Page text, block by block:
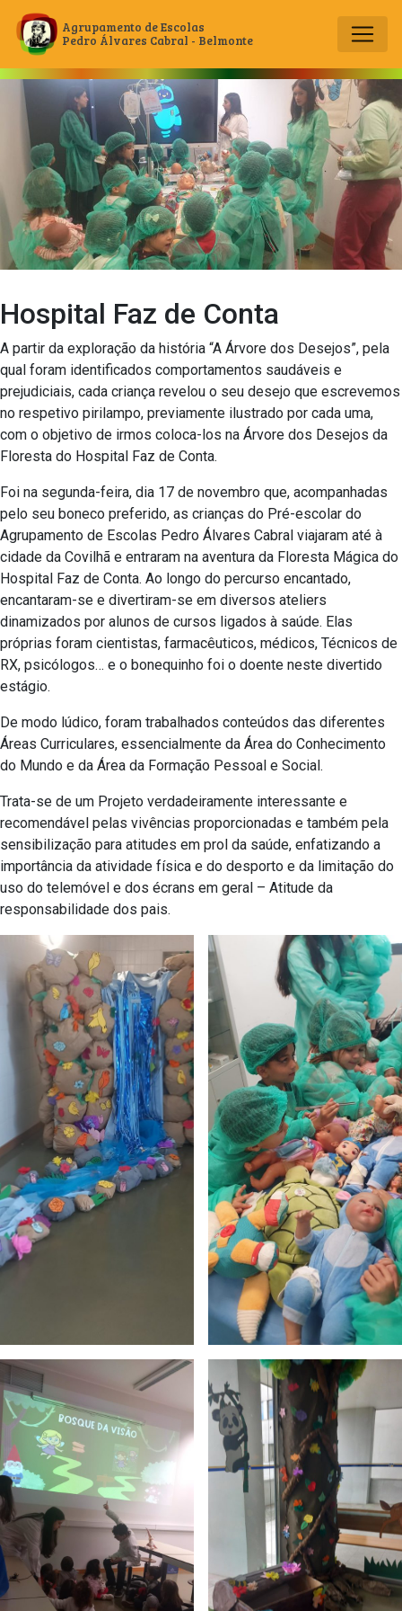
Main Navigation
Agrupamento de Escolas
Pedro Álvares Cabral - Belmonte
Hospital Faz de Conta
A partir da exploração da história “A Árvore dos Desejos”, pela
qual foram identificados comportamentos saudáveis e
prejudiciais, cada criança revelou o seu desejo que escrevemos
no respetivo pirilampo, previamente ilustrado por cada uma,
com o objetivo de irmos coloca-los na Árvore dos Desejos da
Floresta do Hospital Faz de Conta.
Foi na segunda-feira, dia 17 de novembro que, acompanhadas
pelo seu boneco preferido, as crianças do Pré-escolar do
Agrupamento de Escolas Pedro Álvares Cabral viajaram até à
cidade da Covilhã e entraram na aventura da Floresta Mágica do
Hospital Faz de Conta. Ao longo do percurso encantado,
encantaram-se e divertiram-se em diversos ateliers
dinamizados por alunos de cursos ligados à saúde. Elas
próprias foram cientistas, farmacêuticos, médicos, Técnicos de
RX, psicólogos… e o bonequinho foi o doente neste divertido
estágio.
De modo lúdico, foram trabalhados conteúdos das diferentes
Áreas Curriculares, essencialmente da Área do Conhecimento
do Mundo e da Área da Formação Pessoal e Social.
Trata-se de um Projeto verdadeiramente interessante e
recomendável pelas vivências proporcionadas e também pela
sensibilização para atitudes em prol da saúde, enfatizando a
importância da atividade física e do desporto e da limitação do
uso do telemóvel e dos écrans em geral – Atitude da
responsabilidade dos pais.